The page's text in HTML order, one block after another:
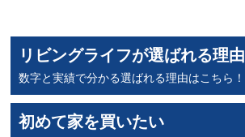
リビングライフが選ばれる理由
数字と実績で分かる選ばれる理由はこちら！
初めて家を買いたい